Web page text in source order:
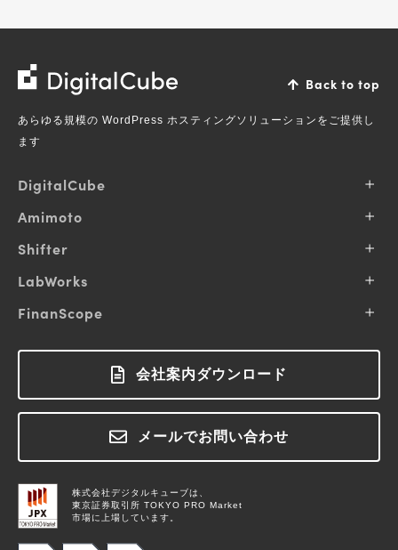
会
あらゆる規模の WordPress ホスティングソリューションをご提供し
ます
Back to top
DigitalCube
会社概要
事業内容
IR情報
コミュニティへの貢献
Amimoto
Amimotoとは
保守内容
導入事例
ログイン
Shifter
Shifter とは
サポート
LabWorks
サービス一覧
サポート
FinanScope
用語集
会社案内ダウンロード
メールでお問い合わせ
株式会社デジタルキューブは、
東京証券取引所 TOKYO PRO Market
市場に上場しています。